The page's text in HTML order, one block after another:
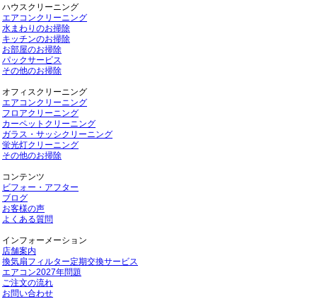
ハウスクリーニング
エアコンクリーニング
水まわりのお掃除
キッチンのお掃除
お部屋のお掃除
パックサービス
その他のお掃除
オフィスクリーニング
エアコンクリーニング
フロアクリーニング
カーペットクリーニング
ガラス・サッシクリーニング
蛍光灯クリーニング
その他のお掃除
コンテンツ
ビフォー・アフター
ブログ
お客様の声
よくある質問
インフォーメーション
店舗案内
換気扇フィルター定期交換サービス
エアコン2027年問題
ご注文の流れ
お問い合わせ